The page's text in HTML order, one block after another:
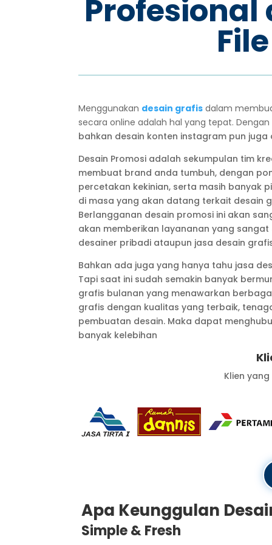
Menggunakan desain grafis dalam
secara online adalah hal yang tepat. Dengan
bahkan desain konten instagram pun
Desain Promosi adalah sekumpulan tim
membuat brand anda tumbuh, dengan
percetakan kekinian, serta masih banyak
di masa yang akan datang terkait desain
Berlangganan desain promosi ini akan
akan memberikan layananan yang
desainer pribadi ataupun jasa desain
Bahkan ada juga yang hanya tahu jasa
Tapi saat ini sudah semakin banyak
grafis bulanan yang menawarkan
grafis dengan kualitas yang terbaik,
pembuatan desain. Maka dapat
banyak kelebihan
Klien
Apa Keunggulan
Simple & Fresh